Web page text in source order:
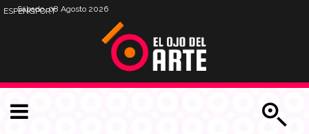
Sábado, 08 Agosto 2026
ESPENGPORT